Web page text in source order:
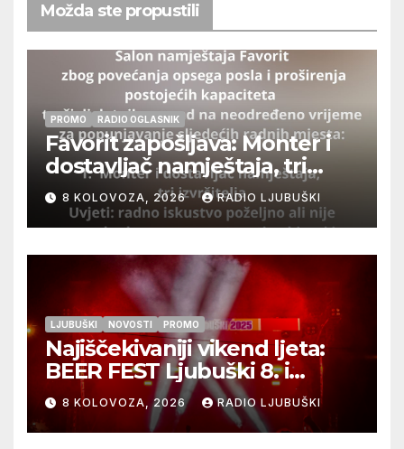
Možda ste propustili
PROMO RADIO OGLASNIK
Favorit zapošljava: Monter i
dostavljač namještaja, tri
izvršitelja
8 KOLOVOZA, 2026 RADIO LJUBUŠKI
LJUBUŠKI NOVOSTI PROMO
Najiščekivaniji vikend ljeta:
BEER FEST Ljubuški 8. i
9.kolovoza
8 KOLOVOZA, 2026 RADIO LJUBUŠKI